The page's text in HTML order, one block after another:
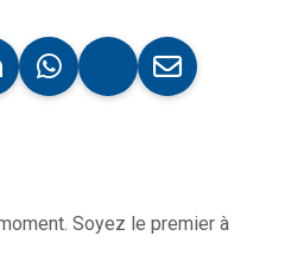
Soyez le premier à